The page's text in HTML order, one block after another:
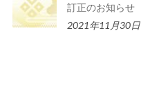
訂正のお知らせ
2021年11月30日